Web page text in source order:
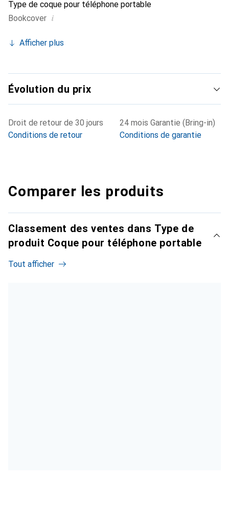
Type de coque pour téléphone portable
Bookcover i
Afficher plus
Évolution du prix
Droit de retour de 30 jours
Conditions de retour
24 mois Garantie (Bring-in)
Conditions de garantie
Comparer les produits
Classement des ventes dans Type de
produit Coque pour téléphone portable
Tout afficher